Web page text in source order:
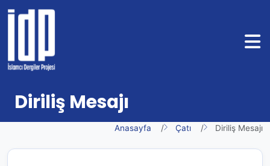
Diriliş Mesajı
Anasayfa Çatı Diriliş Mesajı